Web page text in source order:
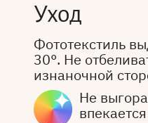
Уход
Фототекстиль
30°. Не
изнаночной
Не